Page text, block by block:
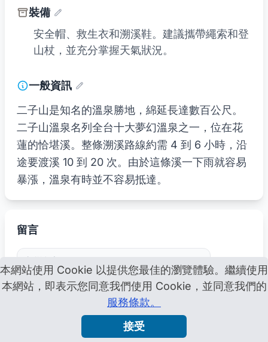
裝備
安全帽、救生衣和溯溪鞋。建議攜帶繩索和登
山杖，並充分掌握天氣狀況。
一般資訊
二子山是知名的溫泉勝地，綿延長達數百公尺。
二子山溫泉名列全台十大夢幻溫泉之一，位在花
蓮的恰堪溪。整條溯溪路線約需 4 到 6 小時，沿
途要渡溪 10 到 20 次。由於這條溪一下雨就容易
暴漲，溫泉有時並不容易抵達。
留言
本網站使用 Cookie 以提供您最佳的瀏覽體驗。繼續使用
本網站，即表示您同意我們使用 Cookie，並同意我們的
服務條款。
接受